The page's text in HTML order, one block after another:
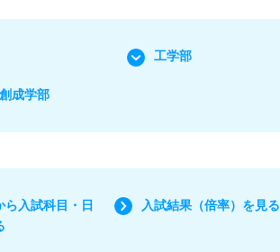
工学部
成学部
ら入試科目・日
入試結果（倍率）を見る